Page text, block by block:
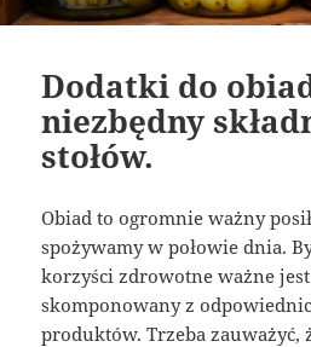
Dodatki do
niezbędny
stołów.
Obiad to ogromnie ważny
spożywamy w połowie dnia.
korzyści zdrowotne ważne jest
skomponowany z
produktów. Trzeba zauważyć,